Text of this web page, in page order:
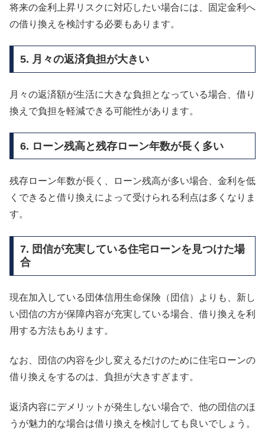
将来の金利上昇リスクに対応したい場合には、固定金利へ
の借り換えを検討する必要もあります。
5. 月々の返済負担が大きい
月々の返済額が生活に大きな負担となっている場合、借り
換えで負担を軽減できる可能性があります。
6. ローン残高と残存ローン年数が長く多い
残存ローン年数が長く、ローン残高が多い場合、金利を低
くできると借り換えによって受けられる利点は多くなりま
す。
7. 団信が充実している住宅ローンを見つけた場
合
現在加入している団体信用生命保険（団信）よりも、新し
い団信の方が保障内容が充実している場合、借り換えを利
用する方法もあります。
なお、団信の内容を少し変えるだけのために住宅ローンの
借り換えをするのは、負担が大きすぎます。
返済内容にデメリットが発生しない場合で、他の団信のほ
うが魅力的な場合は借り換えを検討しても良いでしょう。